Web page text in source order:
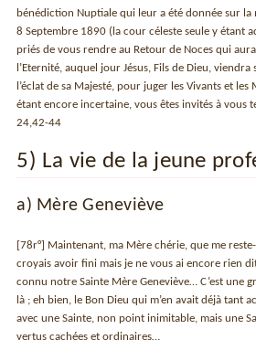
bénédiction Nuptiale qui leur a été donnée sur la
8 Septembre 1890 (la cour céleste seule y étant
priés de vous rendre au Retour de Noces qui
l’Eternité, auquel jour Jésus, Fils de Dieu, viendra
l’éclat de sa Majesté, pour juger les Vivants et
étant encore incertaine, vous êtes invités à vous
24,42-44
5) La vie de la jeune
a) Mère Geneviève
[78r°] Maintenant, ma Mère chérie, que me
croyais avoir fini mais je ne vous ai encore rien
connu notre Sainte Mère Geneviève… C’est une
là ; eh bien, le Bon Dieu qui m’en avait déjà tant
avec une Sainte, non point inimitable, mais une
vertus cachées et ordinaires…